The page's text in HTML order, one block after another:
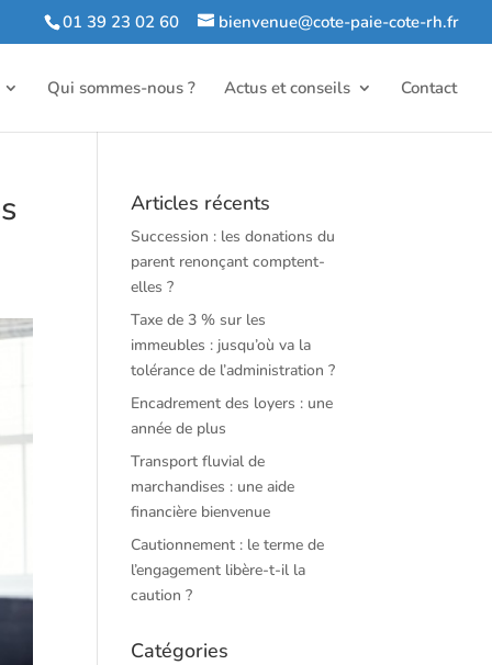
01 39 23 02 60 bienvenue@cote-paie-cote-rh.fr
Qui sommes-nous ? Actus et conseils Contact
Articles récents
Succession : les donations du
parent renonçant comptent-
elles ?
Taxe de 3 % sur les
immeubles : jusqu’où va la
tolérance de l’administration ?
Encadrement des loyers : une
année de plus
Transport fluvial de
marchandises : une aide
financière bienvenue
Cautionnement : le terme de
l’engagement libère-t-il la
caution ?
Catégories